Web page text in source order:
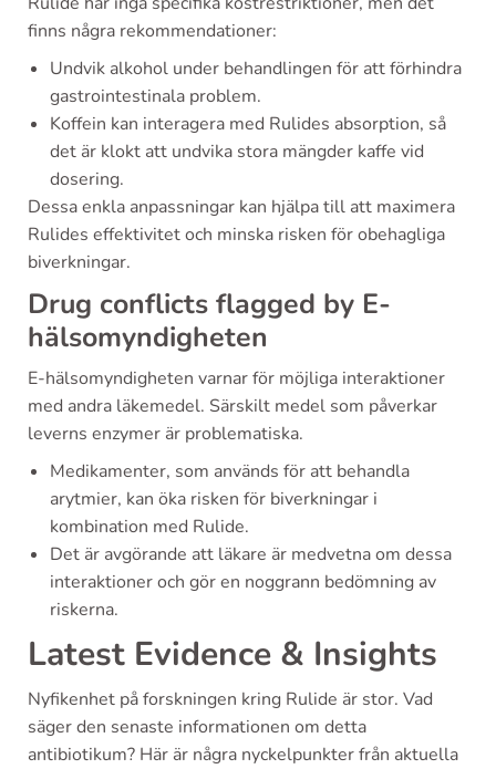
finns några rekommendationer:
Undvik alkohol under behandlingen för att förhindra
gastrointestinala problem.
Koffein kan interagera med Rulides absorption, så
det är klokt att undvika stora mängder kaffe vid
dosering.
Dessa enkla anpassningar kan hjälpa till att maximera
Rulides effektivitet och minska risken för obehagliga
biverkningar.
Drug conflicts flagged by E-
hälsomyndigheten
E-hälsomyndigheten varnar för möjliga interaktioner
med andra läkemedel. Särskilt medel som påverkar
leverns enzymer är problematiska.
Medikamenter, som används för att behandla
arytmier, kan öka risken för biverkningar i
kombination med Rulide.
Det är avgörande att läkare är medvetna om dessa
interaktioner och gör en noggrann bedömning av
riskerna.
Latest Evidence & Insights
Nyfikenhet på forskningen kring Rulide är stor. Vad
säger den senaste informationen om detta
antibiotikum? Här är några nyckelpunkter från aktuella